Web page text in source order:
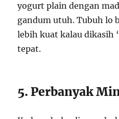
yogurt plain dengan
gandum utuh. Tubuh lo
lebih kuat kalau dikasih
tepat.
5. Perbanyak